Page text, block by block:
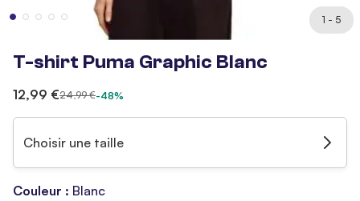
1 - 5
T-shirt Puma Graphic Blanc
12,99 €24,99 €-48%
Choisir une taille
Couleur : Blanc